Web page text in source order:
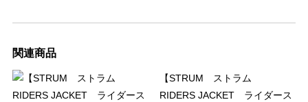
関連商品
【STRUM ストラム
RIDERS JACKET ライダース